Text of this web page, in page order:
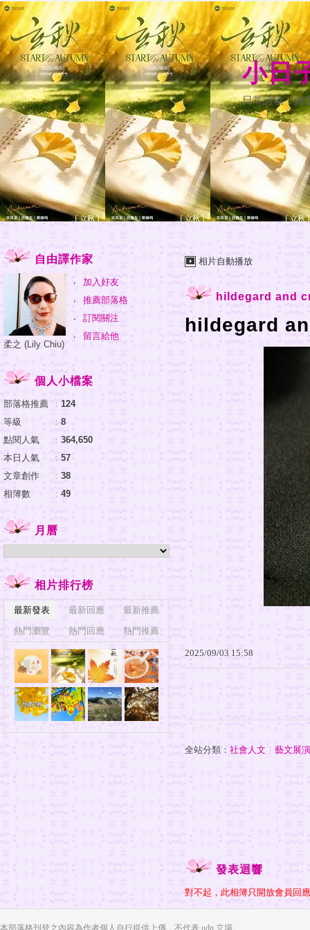
小日
日常詩歌，旅
相片自動播放
hildegard and
hildegard
2025/09/03 15:58
全站分類： 社會人文 藝文展演
發表迴響
對不起，此相簿只開放會員回應
自由譯作家
加入好友
推薦部落格
訂閱關注
留言給他
柔之 (Lily Chiu)
個人小檔案
部落格推薦 ： 124
等級
： 8
點閱人氣
： 364,650
本日人氣
： 57
文章創作
： 38
相簿數
： 49
月曆
相片排行榜
最新發表 最新回應
最新推薦
熱門瀏覽
熱門回應 熱門推薦
本部落格刊登之內容為作者個人自行提供上傳，不代表 udn 立場。